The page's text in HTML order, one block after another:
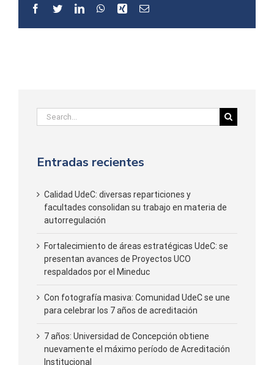
Facebook
TwitterLinkedInWhatsApp
Xing Email
Search
for:
Entradas recientes
Calidad UdeC: diversas reparticiones y
facultades consolidan su trabajo en materia de
autorregulación
Fortalecimiento de áreas estratégicas UdeC: se
presentan avances de Proyectos UCO
respaldados por el Mineduc
Con fotografía masiva: Comunidad UdeC se une
para celebrar los 7 años de acreditación
7 años: Universidad de Concepción obtiene
nuevamente el máximo período de Acreditación
Institucional